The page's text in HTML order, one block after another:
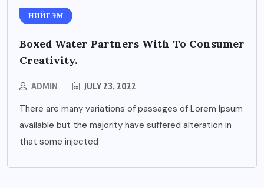
НИЙГЭМ
Boxed Water Partners With To Consumer
Creativity.
ADMIN JULY 23, 2022
There are many variations of passages of Lorem Ipsum
available but the majority have suffered alteration in
that some injected